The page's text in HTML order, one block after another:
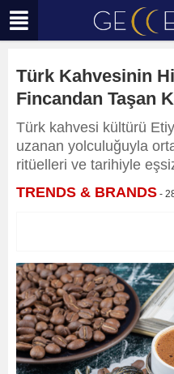
Türk Kahvesinin
Fincandan Taşan
Türk kahvesi kültürü
uzanan yolculuğuyla
ritüelleri ve tarihiyle
TRENDS & BRANDS -